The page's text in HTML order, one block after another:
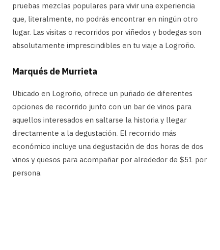
pruebas mezclas populares para vivir una experiencia
que, literalmente, no podrás encontrar en ningún otro
lugar. Las visitas o recorridos por viñedos y bodegas son
absolutamente imprescindibles en tu viaje a Logroño.
Marqués de Murrieta
Ubicado en Logroño, ofrece un puñado de diferentes
opciones de recorrido junto con un bar de vinos para
aquellos interesados ​​​​en saltarse la historia y llegar
directamente a la degustación. El recorrido más
económico incluye una degustación de dos horas de dos
vinos y quesos para acompañar por alrededor de $51 por
persona.